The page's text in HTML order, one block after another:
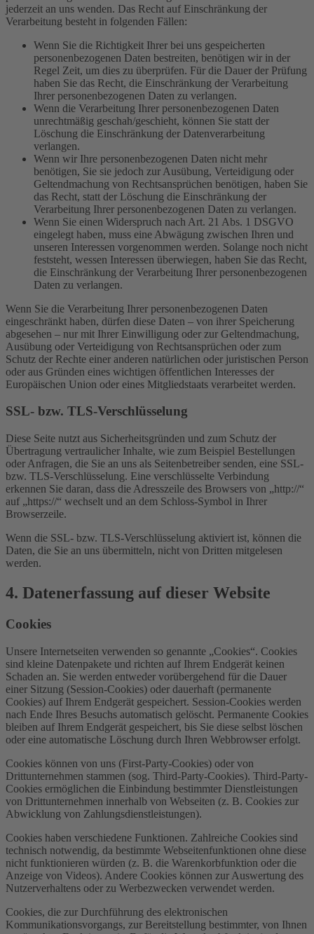
jederzeit an uns wenden. Das Recht auf Einschränkung der
Verarbeitung besteht in folgenden Fällen:
Wenn Sie die Richtigkeit Ihrer bei uns gespeicherten
personenbezogenen Daten bestreiten, benötigen wir in der
Regel Zeit, um dies zu überprüfen. Für die Dauer der Prüfung
haben Sie das Recht, die Einschränkung der Verarbeitung
Ihrer personenbezogenen Daten zu verlangen.
Wenn die Verarbeitung Ihrer personenbezogenen Daten
unrechtmäßig geschah/geschieht, können Sie statt der
Löschung die Einschränkung der Datenverarbeitung
verlangen.
Wenn wir Ihre personenbezogenen Daten nicht mehr
benötigen, Sie sie jedoch zur Ausübung, Verteidigung oder
Geltendmachung von Rechtsansprüchen benötigen, haben Sie
das Recht, statt der Löschung die Einschränkung der
Verarbeitung Ihrer personenbezogenen Daten zu verlangen.
Wenn Sie einen Widerspruch nach Art. 21 Abs. 1 DSGVO
eingelegt haben, muss eine Abwägung zwischen Ihren und
unseren Interessen vorgenommen werden. Solange noch nicht
feststeht, wessen Interessen überwiegen, haben Sie das Recht,
die Einschränkung der Verarbeitung Ihrer personenbezogenen
Daten zu verlangen.
Wenn Sie die Verarbeitung Ihrer personenbezogenen Daten
eingeschränkt haben, dürfen diese Daten – von ihrer Speicherung
abgesehen – nur mit Ihrer Einwilligung oder zur Geltendmachung,
Ausübung oder Verteidigung von Rechtsansprüchen oder zum
Schutz der Rechte einer anderen natürlichen oder juristischen Person
oder aus Gründen eines wichtigen öffentlichen Interesses der
Europäischen Union oder eines Mitgliedstaats verarbeitet werden.
SSL- bzw. TLS-Verschlüsselung
Diese Seite nutzt aus Sicherheitsgründen und zum Schutz der
Übertragung vertraulicher Inhalte, wie zum Beispiel Bestellungen
oder Anfragen, die Sie an uns als Seitenbetreiber senden, eine SSL-
bzw. TLS-Verschlüsselung. Eine verschlüsselte Verbindung
erkennen Sie daran, dass die Adresszeile des Browsers von „http://“
auf „https://“ wechselt und an dem Schloss-Symbol in Ihrer
Browserzeile.
Wenn die SSL- bzw. TLS-Verschlüsselung aktiviert ist, können die
Daten, die Sie an uns übermitteln, nicht von Dritten mitgelesen
werden.
4. Datenerfassung auf dieser Website
Cookies
Unsere Internetseiten verwenden so genannte „Cookies“. Cookies
sind kleine Datenpakete und richten auf Ihrem Endgerät keinen
Schaden an. Sie werden entweder vorübergehend für die Dauer
einer Sitzung (Session-Cookies) oder dauerhaft (permanente
Cookies) auf Ihrem Endgerät gespeichert. Session-Cookies werden
nach Ende Ihres Besuchs automatisch gelöscht. Permanente Cookies
bleiben auf Ihrem Endgerät gespeichert, bis Sie diese selbst löschen
oder eine automatische Löschung durch Ihren Webbrowser erfolgt.
Cookies können von uns (First-Party-Cookies) oder von
Drittunternehmen stammen (sog. Third-Party-Cookies). Third-Party-
Cookies ermöglichen die Einbindung bestimmter Dienstleistungen
von Drittunternehmen innerhalb von Webseiten (z. B. Cookies zur
Abwicklung von Zahlungsdienstleistungen).
Cookies haben verschiedene Funktionen. Zahlreiche Cookies sind
technisch notwendig, da bestimmte Webseitenfunktionen ohne diese
nicht funktionieren würden (z. B. die Warenkorbfunktion oder die
Anzeige von Videos). Andere Cookies können zur Auswertung des
Nutzerverhaltens oder zu Werbezwecken verwendet werden.
Cookies, die zur Durchführung des elektronischen
Kommunikationsvorgangs, zur Bereitstellung bestimmter, von Ihnen